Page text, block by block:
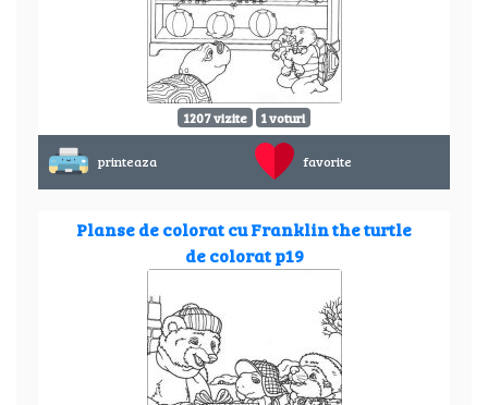
1207 vizite 1 voturi
printeaza favorite
Planse de colorat cu Franklin the turtle
de colorat p19